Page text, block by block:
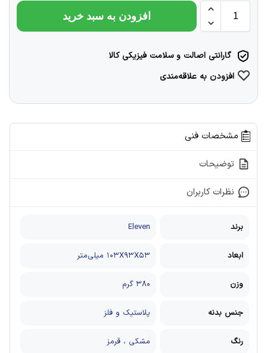
افزودن به سبد خرید
گارانتی اصالت و سلامت فیزیکی کالا
افزودن به علاقه‌مندی
مشخصات فنی
توضیحات
نظرات کاربران
برند Eleven
ابعاد ۱۰۳X۹۳X۵۳ میلی‌متر
وزن ۳۸۰ گرم
جنس بدنه پلاستیک و فلز
رنگ مشکی ، قرمز